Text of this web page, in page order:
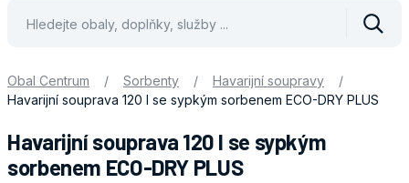
Obal Centrum / Sorbenty / Havarijní soupravy
/
Havarijní souprava 120 l se sypkým sorbenem ECO-DRY PLUS
Havarijní souprava 120 l se sypkým
sorbenem ECO-DRY PLUS